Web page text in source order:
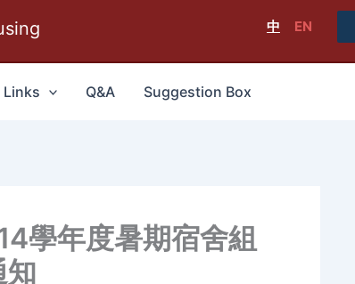
中 EN
Links Q&A Suggestion Box
學年度暑期宿舍組
知